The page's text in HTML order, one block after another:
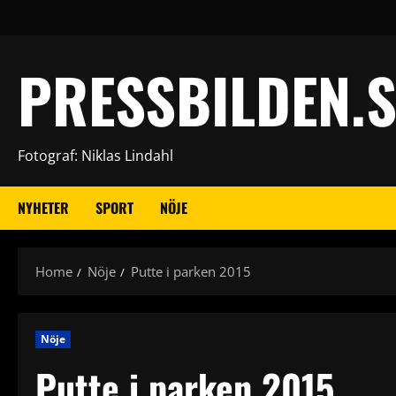
Fotograf: Niklas Lindahl
NYHETER SPORT NÖJE
Home Nöje Putte i parken 2015
Nöje